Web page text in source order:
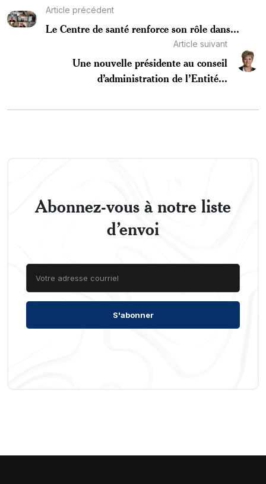
Article précédent
Le Centre de santé renforce son rôle dans...
Article suivant
Une nouvelle présidente au conseil
d’administration de l’Entité...
Abonnez-vous à notre liste
d’envoi